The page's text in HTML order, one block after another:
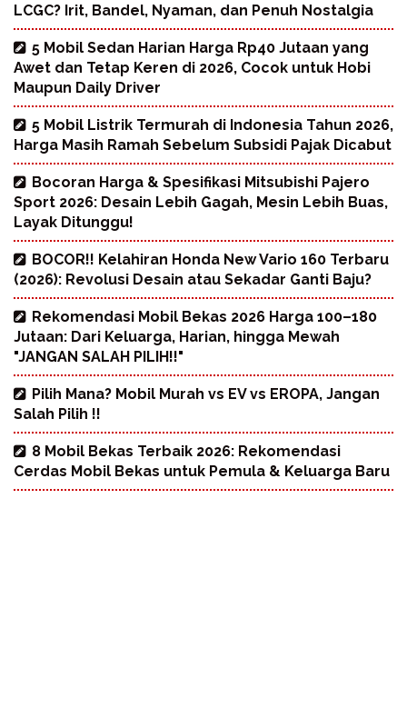
LCGC? Irit, Bandel, Nyaman, dan Penuh Nostalgia
5 Mobil Sedan Harian Harga Rp40 Jutaan yang
Awet dan Tetap Keren di 2026, Cocok untuk Hobi
Maupun Daily Driver
5 Mobil Listrik Termurah di Indonesia Tahun 2026,
Harga Masih Ramah Sebelum Subsidi Pajak Dicabut
Bocoran Harga & Spesifikasi Mitsubishi Pajero
Sport 2026: Desain Lebih Gagah, Mesin Lebih Buas,
Layak Ditunggu!
BOCOR!! Kelahiran Honda New Vario 160 Terbaru
(2026): Revolusi Desain atau Sekadar Ganti Baju?
Rekomendasi Mobil Bekas 2026 Harga 100–180
Jutaan: Dari Keluarga, Harian, hingga Mewah
"JANGAN SALAH PILIH!!"
Pilih Mana? Mobil Murah vs EV vs EROPA, Jangan
Salah Pilih !!
8 Mobil Bekas Terbaik 2026: Rekomendasi
Cerdas Mobil Bekas untuk Pemula & Keluarga Baru